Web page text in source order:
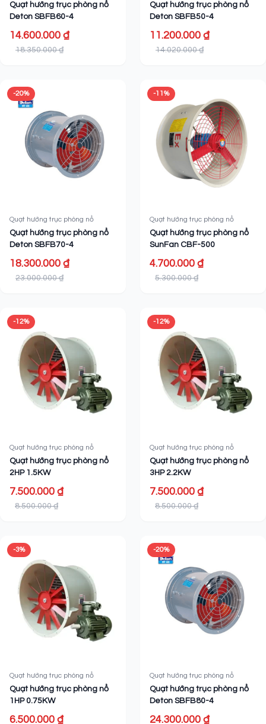
Quạt hướng trục phòng nổ
Deton SBFB60-4
14.600.000 ₫
18.350.000 ₫
Quạt hướng trục phòng nổ
Deton SBFB50-4
11.200.000 ₫
14.020.000 ₫
-20%
Quạt hướng trục phòng nổ
Quạt hướng trục phòng nổ
Deton SBFB70-4
18.300.000 ₫
23.000.000 ₫
-11%
Quạt hướng trục phòng nổ
Quạt hướng trục phòng nổ
SunFan CBF-500
4.700.000 ₫
5.300.000 ₫
-12%
Quạt hướng trục phòng nổ
Quạt hướng trục phòng nổ
2HP 1.5KW
7.500.000 ₫
8.500.000 ₫
-12%
Quạt hướng trục phòng nổ
Quạt hướng trục phòng nổ
3HP 2.2KW
7.500.000 ₫
8.500.000 ₫
-3%
Quạt hướng trục phòng nổ
Quạt hướng trục phòng nổ
1HP 0.75KW
6.500.000 ₫
-20%
Quạt hướng trục phòng nổ
Quạt hướng trục phòng nổ
Deton SBFB80-4
24.300.000 ₫